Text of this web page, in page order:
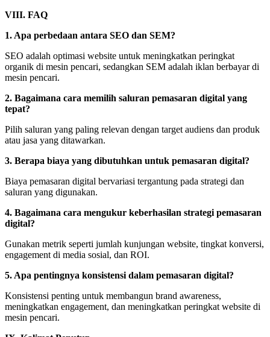
VIII. FAQ
1. Apa perbedaan antara SEO dan SEM?
SEO adalah optimasi website untuk meningkatkan peringkat
organik di mesin pencari, sedangkan SEM adalah iklan berbayar di
mesin pencari.
2. Bagaimana cara memilih saluran pemasaran digital yang
tepat?
Pilih saluran yang paling relevan dengan target audiens dan produk
atau jasa yang ditawarkan.
3. Berapa biaya yang dibutuhkan untuk pemasaran digital?
Biaya pemasaran digital bervariasi tergantung pada strategi dan
saluran yang digunakan.
4. Bagaimana cara mengukur keberhasilan strategi pemasaran
digital?
Gunakan metrik seperti jumlah kunjungan website, tingkat konversi,
engagement di media sosial, dan ROI.
5. Apa pentingnya konsistensi dalam pemasaran digital?
Konsistensi penting untuk membangun brand awareness,
meningkatkan engagement, dan meningkatkan peringkat website di
mesin pencari.